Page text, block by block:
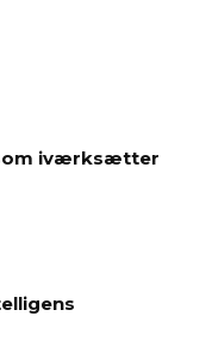
iværksætter